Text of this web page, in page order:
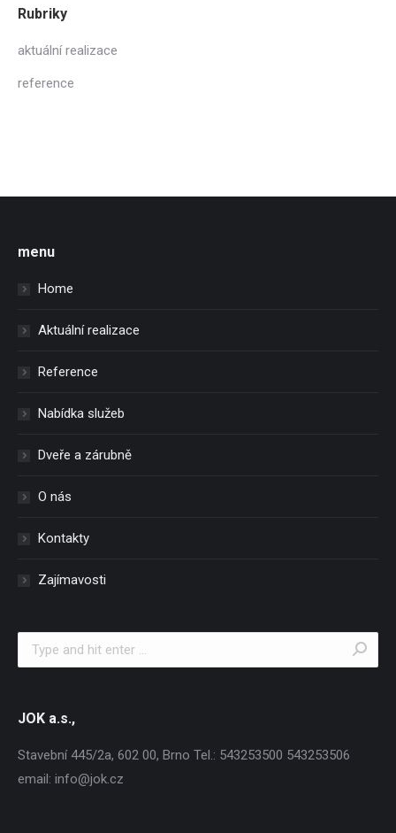
Rubriky
aktuální realizace
reference
menu
Home
Aktuální realizace
Reference
Nabídka služeb
Dveře a zárubně
O nás
Kontakty
Zajímavosti
Search:
JOK a.s.,
Stavební 445/2a, 602 00, Brno Tel.: 543253500 543253506
email: info@jok.cz